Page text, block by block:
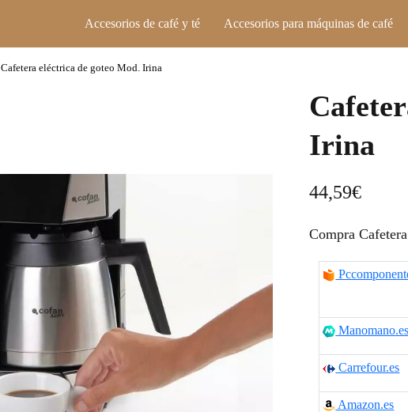
Accesorios de café y té Accesorios para máquinas de café
Cafetera eléctrica de goteo Mod. Irina
Irina
44,59€
Compra
Manomano.es
Carrefour.es
Amazon.es